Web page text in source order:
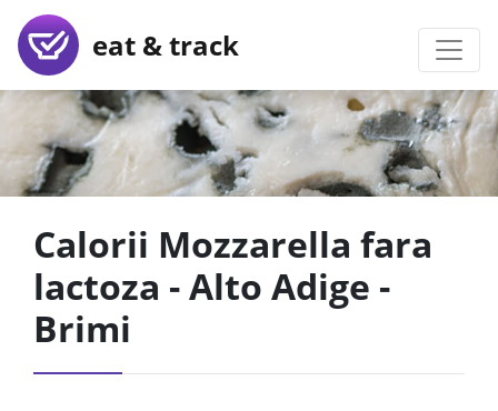
eat & track
Calorii Mozzarella fara
lactoza - Alto Adige -
Brimi